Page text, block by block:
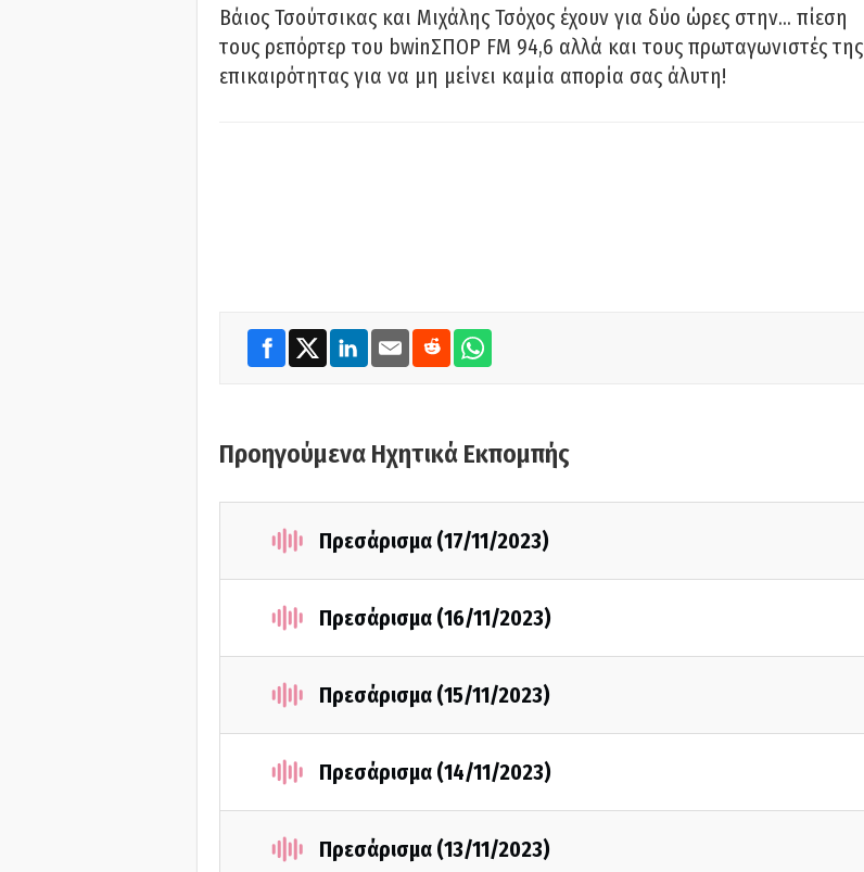
Βάιος Τσούτσικας και Μιχάλης Τσόχος έχουν για δύο ώρες στην… πίεση
τους ρεπόρτερ του bwinΣΠΟΡ FM 94,6 αλλά και τους πρωταγωνιστές της
επικαιρότητας για να μη μείνει καμία απορία σας άλυτη!
Προηγούμενα Ηχητικά Εκπομπής
Πρεσάρισμα (17/11/2023)
Πρεσάρισμα (16/11/2023)
Πρεσάρισμα (15/11/2023)
Πρεσάρισμα (14/11/2023)
Πρεσάρισμα (13/11/2023)